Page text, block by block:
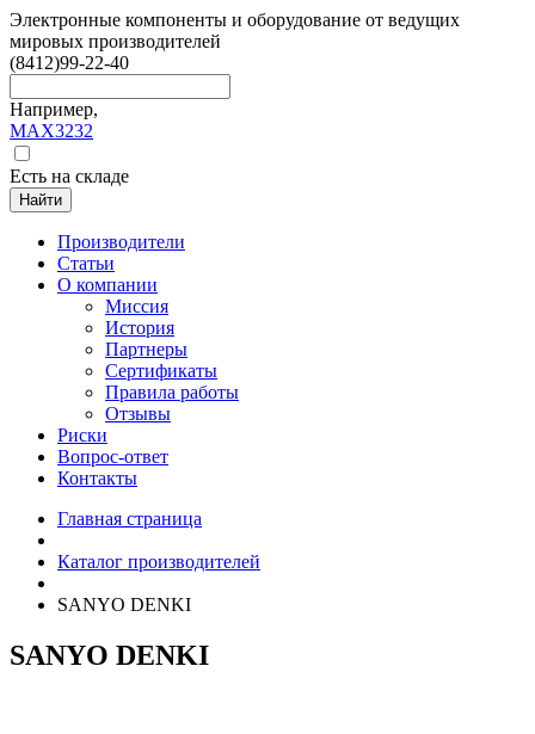
Электронные компоненты и оборудование от ведущих
мировых производителей
(8412)99-22-40
Например,
MAX3232
Есть на складе
Найти
Производители
Статьи
О компании
Миссия
История
Партнеры
Сертификаты
Правила работы
Отзывы
Риски
Вопрос-ответ
Контакты
Главная страница
Каталог производителей
SANYO DENKI
SANYO DENKI